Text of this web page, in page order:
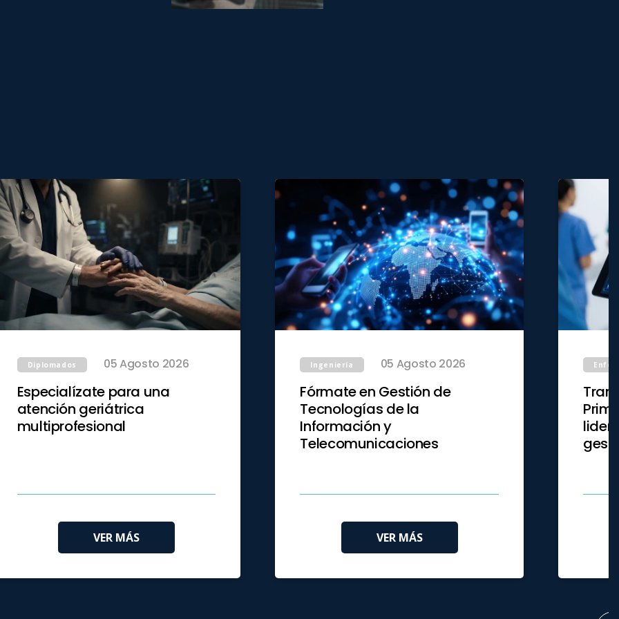
Diplomados 05 Agosto 2026
Especialízate para una
atención geriátrica
multiprofesional
VER MÁS
Ingeniería 05 Agosto 2026
Fórmate en Gestión de
Tecnologías de la
Información y
Telecomunicaciones
VER MÁS